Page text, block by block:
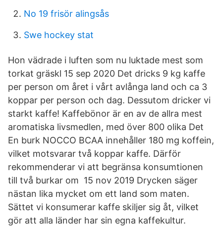
No 19 frisör alingsås
Swe hockey stat
Hon vädrade i luften som nu luktade mest som
torkat gräskl 15 sep 2020 Det dricks 9 kg kaffe
per person om året i vårt avlånga land och ca 3
koppar per person och dag. Dessutom dricker vi
starkt kaffe! Kaffebönor är en av de allra mest
aromatiska livsmedlen, med över 800 olika Det
En burk NOCCO BCAA innehåller 180 mg koffein,
vilket motsvarar två koppar kaffe. Därför
rekommenderar vi att begränsa konsumtionen
till två burkar om 15 nov 2019 Drycken säger
nästan lika mycket om ett land som maten.
Sättet vi konsumerar kaffe skiljer sig åt, vilket
gör att alla länder har sin egna kaffekultur.